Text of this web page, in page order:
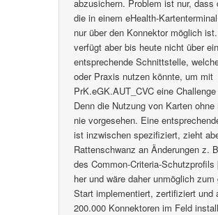
abzusichern. Problem ist nur, dass
die in einem eHealth-
nur über den Konnektor möglich
verfügt aber bis heute nicht über
entsprechende Schnittstelle,
oder Praxis nutzen könnte, um mit
PrK.eGK.AUT_CVC eine
Denn die Nutzung von Karten
nie vorgesehen. Eine
ist inzwischen spezifiziert, zieht
Rattenschwanz an Änderungen z.
des Common-Criteria-
her und wäre daher unmöglich
Start implementiert, zertifiziert und
200.000 Konnektoren im Feld